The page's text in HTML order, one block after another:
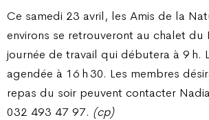
Ce samedi 23 avril, les Amis de la
environs se retrouveront au chalet du
journée de travail qui débutera à 9 h.
agendée à 16 h 30. Les membres
repas du soir peuvent contacter
032 493 47 97. (cp)